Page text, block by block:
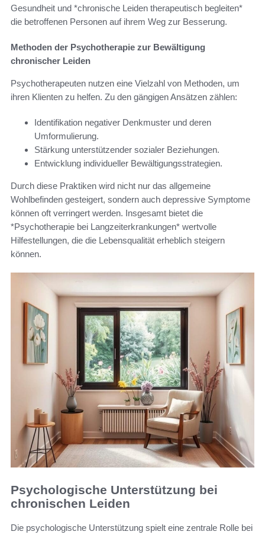
Gesundheit und *chronische Leiden therapeutisch begleiten*
die betroffenen Personen auf ihrem Weg zur Besserung.
Methoden der Psychotherapie zur Bewältigung
chronischer Leiden
Psychotherapeuten nutzen eine Vielzahl von Methoden, um
ihren Klienten zu helfen. Zu den gängigen Ansätzen zählen:
Identifikation negativer Denkmuster und deren
Umformulierung.
Stärkung unterstützender sozialer Beziehungen.
Entwicklung individueller Bewältigungsstrategien.
Durch diese Praktiken wird nicht nur das allgemeine
Wohlbefinden gesteigert, sondern auch depressive Symptome
können oft verringert werden. Insgesamt bietet die
*Psychotherapie bei Langzeiterkrankungen* wertvolle
Hilfestellungen, die die Lebensqualität erheblich steigern
können.
Psychologische Unterstützung bei
chronischen Leiden
Die psychologische Unterstützung spielt eine zentrale Rolle bei